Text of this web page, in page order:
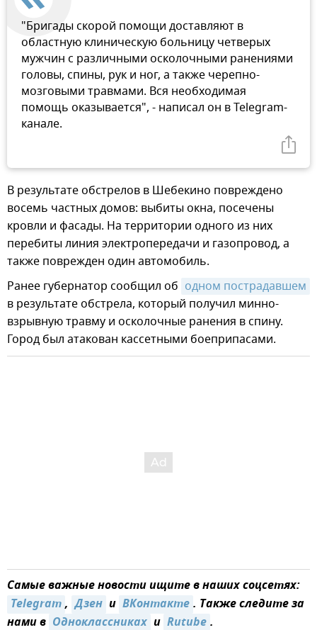
"Бригады скорой помощи доставляют в
областную клиническую больницу четверых
мужчин с различными осколочными ранениями
головы, спины, рук и ног, а также черепно-
мозговыми травмами. Вся необходимая
помощь оказывается", - написал он в Telegram-
канале.
В результате обстрелов в Шебекино повреждено
восемь частных домов: выбиты окна, посечены
кровли и фасады. На территории одного из них
перебиты линия электропередачи и газопровод, а
также поврежден один автомобиль.
Ранее губернатор сообщил об одном пострадавшем
в результате обстрела, который получил минно-
взрывную травму и осколочные ранения в спину.
Город был атакован кассетными боеприпасами.
Самые важные новости ищите в наших соцсетях:
Telegram, Дзен и ВКонтакте. Также следите за
нами в Одноклассниках и Rutube.